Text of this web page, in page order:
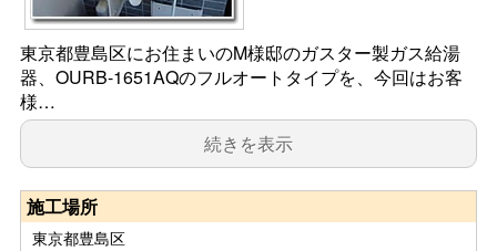
東京都豊島区にお住まいのM様邸のガスター製ガス給湯
器、OURB-1651AQのフルオートタイプを、今回はお客
様…
続きを表示
施工場所
東京都豊島区